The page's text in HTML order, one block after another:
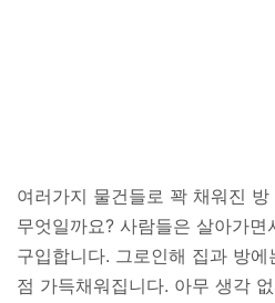
여러가지 물건들로 꽉 채워진
무엇일까요? 사람들은 살아가
구입합니다. 그로인해 집과 방
점 가득채워집니다. 아무 생각